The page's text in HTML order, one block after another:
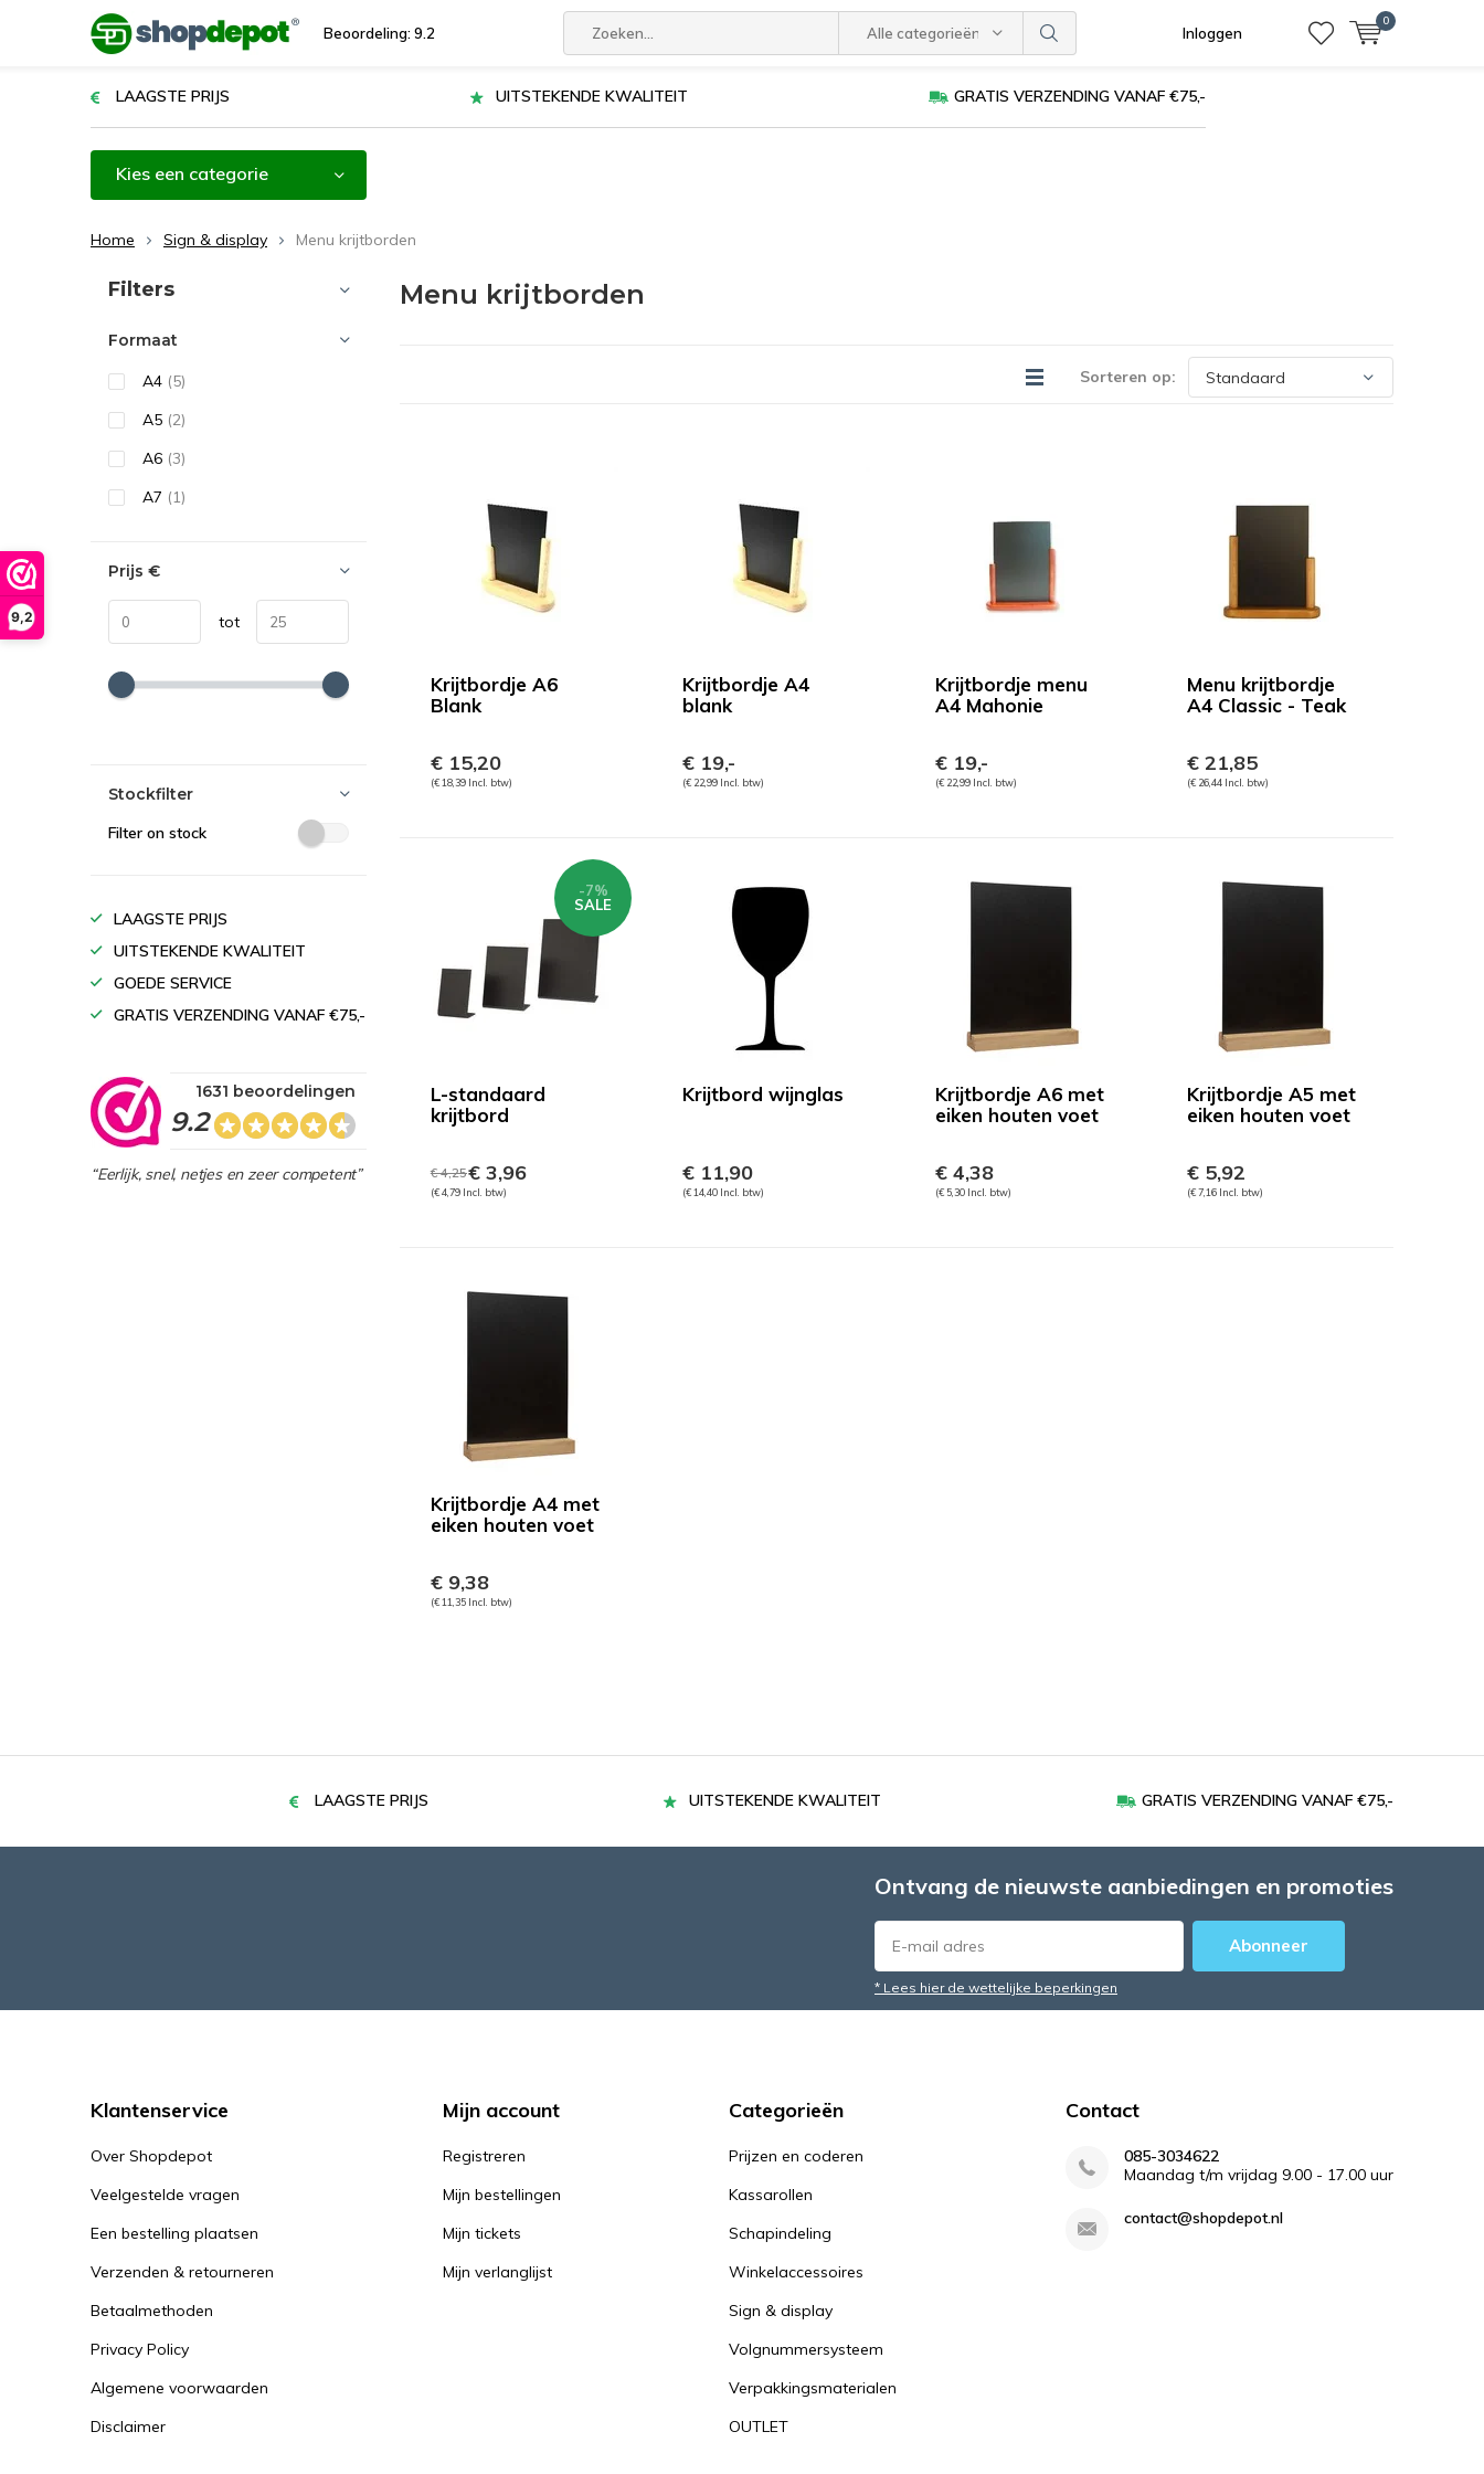
9,2
Beoordeling: 9.2 Alle categorieën Inloggen
0
LAAGSTE PRIJS UITSTEKENDE KWALITEIT GRATIS VERZENDING VANAF €75,-
Kies een categorie
Home Sign & display Menu krijtborden
Menu krijtborden
Sorteren op:
Krijtbordje A6
Blank
€ 15,20
(€ 18,39 Incl. btw)
Krijtbordje A4
blank
€ 19,-
(€ 22,99 Incl. btw)
Krijtbordje menu
A4 Mahonie
€ 19,-
(€ 22,99 Incl. btw)
Menu krijtbordje
A4 Classic - Teak
€ 21,85
(€ 26,44 Incl. btw)
L-standaard
krijtbord
-7%
SALE
€ 4,25€ 3,96
(€ 4,79 Incl. btw)
Krijtbord wijnglas
€ 11,90
(€ 14,40 Incl. btw)
Krijtbordje A6 met
eiken houten voet
€ 4,38
(€ 5,30 Incl. btw)
Krijtbordje A5 met
eiken houten voet
€ 5,92
(€ 7,16 Incl. btw)
Krijtbordje A4 met
eiken houten voet
€ 9,38
(€ 11,35 Incl. btw)
Sorteren op:
Filters
Formaat
A4 (5)
A5 (2)
A6 (3)
A7 (1)
Prijs €
tot
Stockfilter
Filter on stock
LAAGSTE PRIJS
UITSTEKENDE KWALITEIT
GOEDE SERVICE
GRATIS VERZENDING VANAF €75,-
9.2
1631 beoordelingen
“Eerlijk, snel, netjes en zeer competent”
LAAGSTE PRIJS UITSTEKENDE KWALITEIT GRATIS VERZENDING VANAF €75,-
Ontvang de nieuwste aanbiedingen en promoties
Abonneer
* Lees hier de wettelijke beperkingen
Klantenservice
Over Shopdepot
Veelgestelde vragen
Een bestelling plaatsen
Verzenden & retourneren
Betaalmethoden
Privacy Policy
Algemene voorwaarden
Disclaimer
Mijn account
Registreren
Mijn bestellingen
Mijn tickets
Mijn verlanglijst
Categorieën
Prijzen en coderen
Kassarollen
Schapindeling
Winkelaccessoires
Sign & display
Volgnummersysteem
Verpakkingsmaterialen
OUTLET
Contact
085-3034622
Maandag t/m vrijdag 9.00 - 17.00 uur
contact@shopdepot.nl